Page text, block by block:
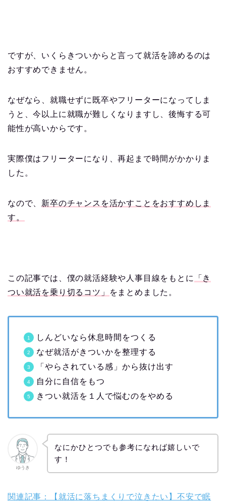
ですが、いくらきついからと言って就活を諦めるのは
おすすめできません。
なぜなら、就職せずに既卒やフリーターになってしま
うと、今以上に就職が難しくなりますし、後悔する可
能性が高いからです。
実際僕はフリーターになり、再起まで時間がかかりま
した。
なので、 新卒のチャンスを活かすことをおすすめしま
す。
この記事では、僕の就活経験や人事目線をもとに
「き
つい就活を乗り切るコツ」
をまとめました。
しんどいなら休息時間をつくる
なぜ就活がきついかを整理する
「やらされている感」から抜け出す
自分に自信をもつ
きつい就活を１人で悩むのをやめる
ゆうき
なにかひとつでも参考になれば嬉しいで
す！
関連記事：【就活に落ちまくりで泣きたい】不安で眠